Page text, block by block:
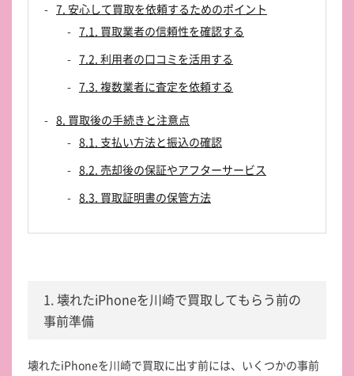
7. 安心して買取を依頼するためのポイント
7.1. 買取業者の信頼性を確認する
7.2. 利用者の口コミを活用する
7.3. 複数業者に査定を依頼する
8. 買取後の手続きと注意点
8.1. 支払い方法と振込の確認
8.2. 売却後の保証やアフターサービス
8.3. 買取証明書の保管方法
1. 壊れたiPhoneを川崎で買取してもらう前の
事前準備
壊れたiPhoneを川崎で買取に出す前には、いくつかの事前